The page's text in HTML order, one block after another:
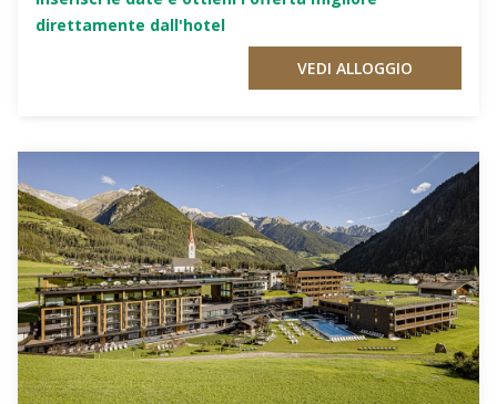
direttamente dall'hotel
VEDI ALLOGGIO